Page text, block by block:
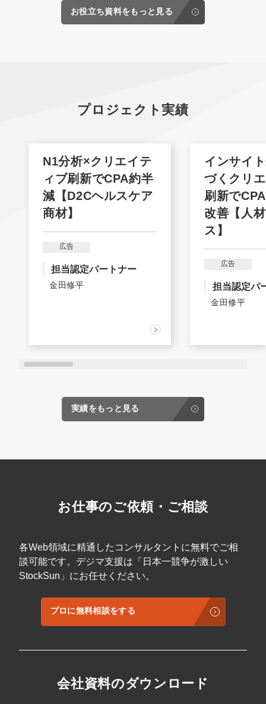
お役立ち資料をもっと見る
プロジェクト実績
N1分析×クリエイテ
ィブ刷新でCPA約半
減【D2Cヘルスケア
商材】
広告
担当認定パートナー
金田修平
インサイ
づくクリ
刷新で
改善【人
ス】
広告
担当認定パ
金田修平
実績をもっと見る
お仕事のご依頼・ご相談
各Web領域に精通したコンサルタントに無料でご相
談可能です。デジマ支援は「日本一競争が激しい
StockSun」にお任せください。
プロに無料相談をする
会社資料のダウンロード